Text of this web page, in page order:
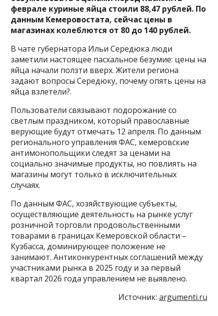
феврале куриные яйца стоили 88,47 рублей. По
данным Кемеровостата, сейчас цены в
магазинах колеблются от 80 до 140 рублей.
В чате губернатора Ильи Середюка люди
заметили настоящее пасхальное безумие: цены на
яйца начали ползти вверх. Жители региона
задают вопросы Середюку, почему опять цены на
яйца взлетели?.
Пользователи связывают подорожание со
светлым праздником, который православные
верующие будут отмечать 12 апреля. По данным
регионального управления ФАС, кемеровские
антимонопольщики следят за ценами на
социально значимые продукты, но повлиять на
магазины могут только в исключительных
случаях.
По данным ФАС, хозяйствующие субъекты,
осуществляющие деятельность на рынке услуг
розничной торговли продовольственными
товарами в границах Кемеровской области –
Кузбасса, доминирующее положение не
занимают. Антиконкурентных соглашений между
участниками рынка в 2025 году и за первый
квартал 2026 года управлением не выявлено.
Источник: argumenti.ru